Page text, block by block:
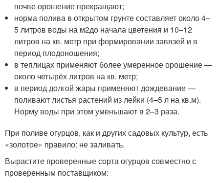
почве орошение прекращают;
норма полива в открытом грунте составляет около 4–
5 литров воды на м2до начала цветения и 10–12
литров на кв. метр при формировании завязей и в
период плодоношения;
в теплицах применяют более умеренное орошение —
около четырёх литров на кв. метр;
в период долгой жары применяют дождевание —
поливают листья растений из лейки (4–5 л на кв.м).
Норму воды при этом уменьшают в 2–3 раза.
При поливе огурцов, как и других садовых культур, есть
«золотое» правило: не заливать.
Вырастите проверенные сорта огурцов совместно с
проверенным поставщиком: